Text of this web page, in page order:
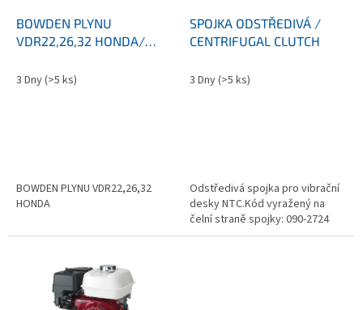
BOWDEN PLYNU
VDR22,26,32 HONDA/
3 Dny(>5 ks)
BOWDEN PLYNU VDR22,26,32
HONDA
SPOJKA ODSTŘEDIVÁ /
CENTRIFUGAL CLUTCH
3 Dny(>5 ks)
Odstředivá spojka pro vibrační
desky NTC.Kód vyražený na
čelní straně spojky: 090-2724